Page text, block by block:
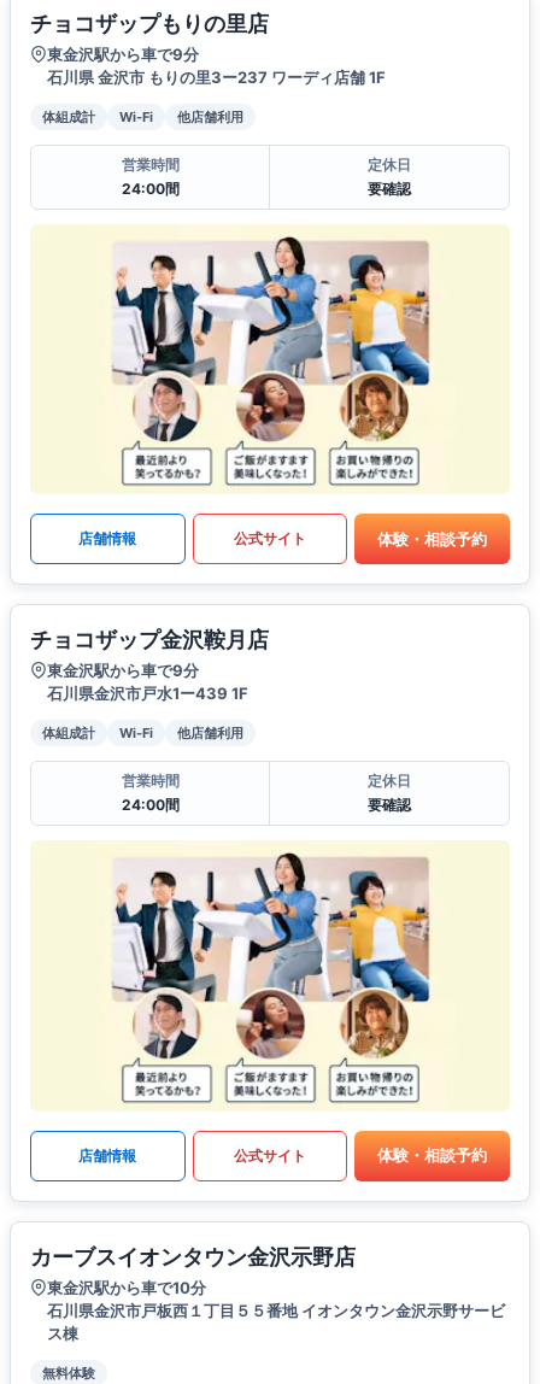
チョコザップもりの里店
東金沢駅から車で9分
石川県 金沢市 もりの里3ー237 ワーディ店舗 1F
体組成計 Wi-Fi 他店舗利用
営業時間
24:00間
定休日
要確認
店舗情報 公式サイト 体験・相談予約
チョコザップ金沢鞍月店
東金沢駅から車で9分
石川県金沢市戸水1ー439 1F
体組成計 Wi-Fi 他店舗利用
営業時間
24:00間
定休日
要確認
店舗情報 公式サイト 体験・相談予約
カーブスイオンタウン金沢示野店
東金沢駅から車で10分
石川県金沢市戸板西１丁目５５番地 イオンタウン金沢示野サービ
ス棟
無料体験